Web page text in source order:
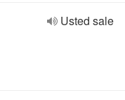
Usted sale